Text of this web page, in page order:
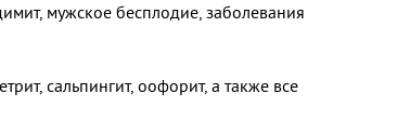
мужское бесплодие, заболевания
сальпингит, оофорит, а также все